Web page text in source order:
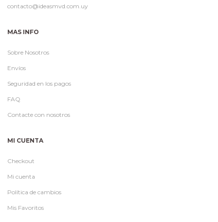
contacto@ideasmvd.com.uy
MAS INFO
Sobre Nosotros
Envíos
Seguridad en los pagos
FAQ
Contacte con nosotros
MI CUENTA
Checkout
Mi cuenta
Política de cambios
Mis Favoritos